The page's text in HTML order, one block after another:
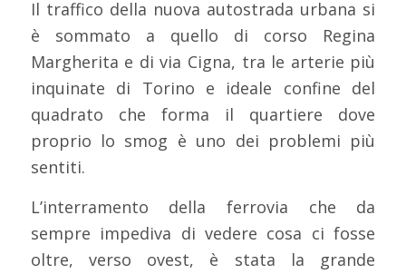
Il traffico della nuova autostrada urbana si
è sommato a quello di corso Regina
Margherita e di via Cigna, tra le arterie più
inquinate di Torino e ideale confine del
quadrato che forma il quartiere dove
proprio lo smog è uno dei problemi più
sentiti.
L’interramento della ferrovia che da
sempre impediva di vedere cosa ci fosse
oltre, verso ovest, è stata la grande